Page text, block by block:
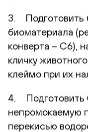
3. Подготовить
биоматериала
конверта – С6),
кличку
клеймо при их
4. Подготовить
непромокаемую
перекисью